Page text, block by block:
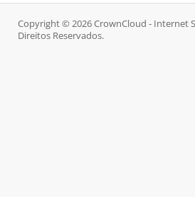
Copyright © 2026 CrownCloud - Internet
Direitos Reservados.